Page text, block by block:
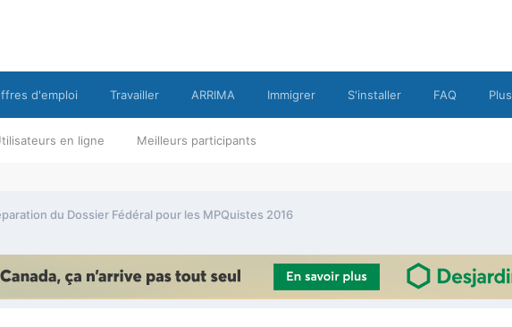
en ligne Meilleurs participants
d'emploi Travailler ARRIMA Immigrer S'installer FAQ Plus
du Dossier Fédéral pour les MPQuistes 2016